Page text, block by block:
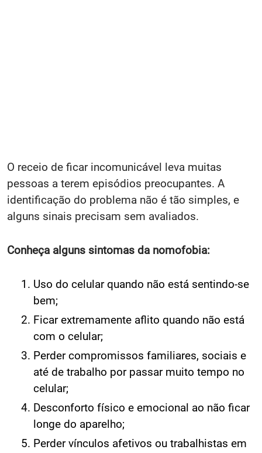
O receio de ficar incomunicável leva muitas
pessoas a terem episódios preocupantes. A
identificação do problema não é tão simples, e
alguns sinais precisam sem avaliados.
Conheça alguns sintomas da nomofobia:
Uso do celular quando não está sentindo-se
bem;
Ficar extremamente aflito quando não está
com o celular;
Perder compromissos familiares, sociais e
até de trabalho por passar muito tempo no
celular;
Desconforto físico e emocional ao não ficar
longe do aparelho;
Perder vínculos afetivos ou trabalhistas em